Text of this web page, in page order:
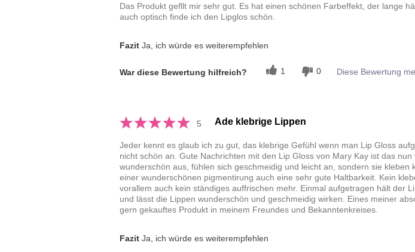
Das Produkt gefllt mir sehr gut. Es hat einen schönen Farbeffekt, der lange
auch optisch finde ich den Lipglos schön.
FazitJa, ich würde es weiterempfehlen
War diese Bewertung hilfreich? 1 0 Diese Bewertung
5 Ade klebrige Lippen
Jeder kennt es glaub ich zu gut, das klebrige Gefühl wenn man Lip Gloss
nicht schön an. Gute Nachrichten mit den Lip Gloss von Mary Kay ist das
wunderschön aus, fühlen sich geschmeidig und leicht an, sondern sie kleben
einer wunderschönen pigmentirung auch eine sehr gute Haltbarkeit. Kein
vorallem auch kein ständiges auffrischen mehr. Einmal aufgetragen hält der
und lässt die Lippen wunderschön und geschmeidig wirken. Eines meiner
gern gekauftes Produkt in meinem Freundes und Bekanntenkreises.
FazitJa, ich würde es weiterempfehlen